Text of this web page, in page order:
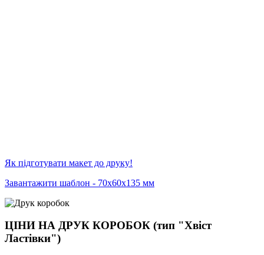
Як підготувати макет до друку!
Завантажити шаблон - 70х60х135 мм
ЦІНИ НА ДРУК КОРОБОК (тип "Хвіст
Ластівки")